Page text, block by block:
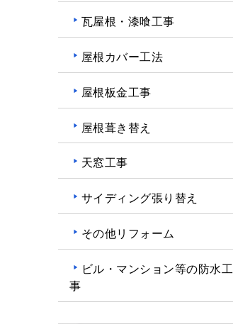
瓦屋根・漆喰工事
屋根カバー工法
屋根板金工事
屋根葺き替え
天窓工事
サイディング張り替え
その他リフォーム
ビル・マンション等の防水工
事